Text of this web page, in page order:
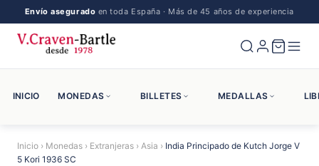
Envío asegurado en toda España · Más de 45 años de experiencia
INICIO MONEDAS BILLETES MEDALLAS
Inicio › Monedas › Extranjeras › Asia › India Principado de Kutch Jorge V
5 Kori 1936 SC